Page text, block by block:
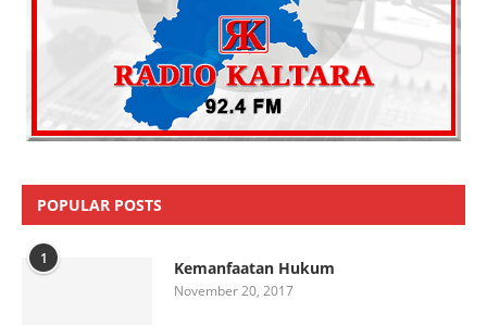
POPULAR POSTS
1 Kemanfaatan Hukum
November 20, 2017